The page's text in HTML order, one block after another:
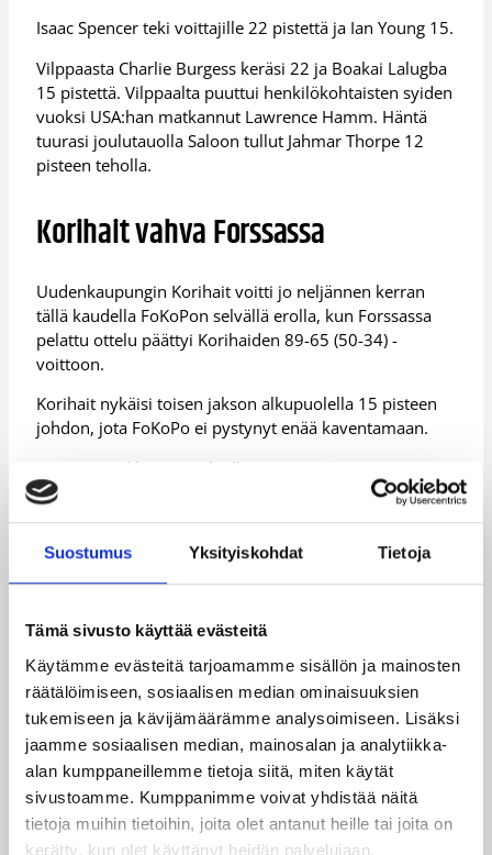
Suostumus Yksityiskohdat Tietoja
Tämä sivusto käyttää evästeitä
Käytämme evästeitä tarjoamamme sisällön ja mainosten
räätälöimiseen, sosiaalisen median ominaisuuksien
tukemiseen ja kävijämäärämme analysoimiseen. Lisäksi
jaamme sosiaalisen median, mainosalan ja analytiikka-
alan kumppaneillemme tietoja siitä, miten käytät
sivustoamme. Kumppanimme voivat yhdistää näitä
tietoja muihin tietoihin, joita olet antanut heille tai joita on
kerätty, kun olet käyttänyt heidän palvelujaan.
Isaac Spencer teki voittajille 22 pistettä ja Ian Young 15.
Vilppaasta Charlie Burgess keräsi 22 ja Boakai Lalugba
15 pistettä. Vilppaalta puuttui henkilökohtaisten syiden
vuoksi USA:han matkannut Lawrence Hamm. Häntä
tuurasi joulutauolla Saloon tullut Jahmar Thorpe 12
pisteen teholla.
Korihait vahva Forssassa
Uudenkaupungin Korihait voitti jo neljännen kerran
tällä kaudella FoKoPon selvällä erolla, kun Forssassa
pelattu ottelu päättyi Korihaiden 89-65 (50-34) -
voittoon.
Korihait nykäisi toisen jakson alkupuolella 15 pisteen
johdon, jota FoKoPo ei pystynyt enää kaventamaan.
Arizona Reid heitti Korihaille 24 pistettä. Maanantaina
joukkueeseen liittynyt Korisliigan toissa kauden
levypallokunkku Mark McCarroll aloitti pirteästi 19
pisteen teholla.
Jo kahdeksannen peräkkäisen tappion kärsineestä
14 pisteeseen.
(STT)
Lisätiedot: Ottelutilastot
Päivitetty17.02.2010